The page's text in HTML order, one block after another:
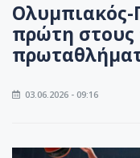
Ολυμπιακός-
πρώτη στους
03.06.2026 - 09:16